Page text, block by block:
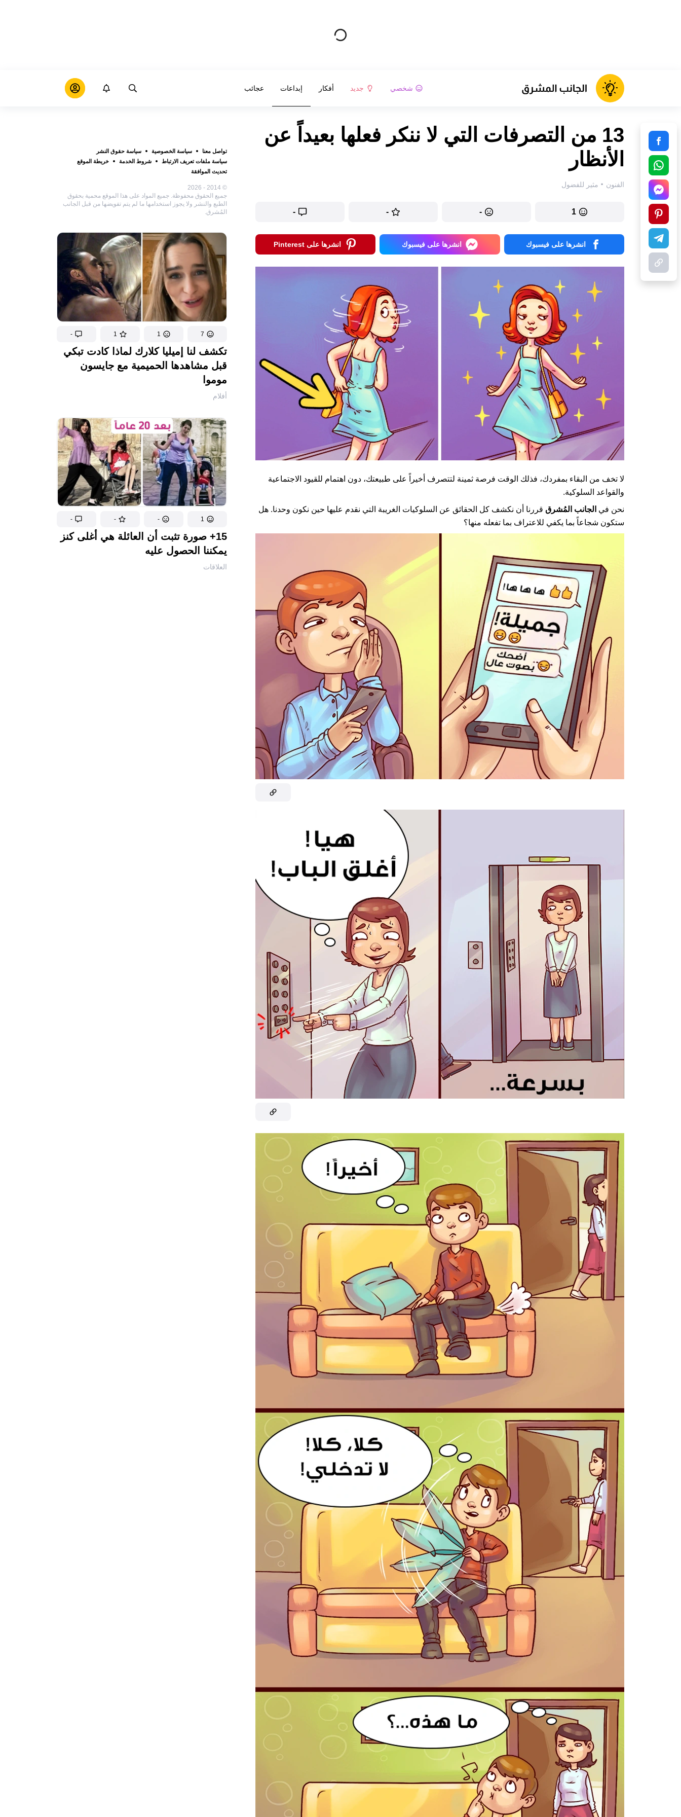
شخصي جديد أفكار إبداعات عجائب
تواصل معنا سياسة الخصوصية
سياسة حقوق النشر
سياسة ملفات تعريف الارتباط
شروط الخدمة
خريطة الموقع
تحديث الموافقة
© 2014 - 2026
جميع الحقوق محفوظة. جميع المواد على هذا الموقع محمية بحقوق
الطبع والنشر ولا يجوز استخدامها ما لم يتم تفويضها من قبل الجانب
المُشرق.
7
1
1
-
تكشف لنا إميليا كلارك لماذا كادت تبكي
قبل مشاهدها الحميمية مع جايسون
موموا
أفلام
1
-
-
-
15+ صورة تثبت أن العائلة هي أغلى كنز
يمكننا الحصول عليه
العلاقات
13 من التصرفات التي لا ننكر فعلها بعيداً عن
الأنظار
الفنون · مثير للفضول
1
-
-
-
انشرها على فيسبوك انشرها على فيسبوك انشرها على Pinterest
لا تخف من البقاء بمفردك، فذلك الوقت فرصة ثمينة لتتصرف أخيراً على طبيعتك، دون اهتمام للقيود الاجتماعية
والقواعد السلوكية.
نحن في الجانب المُشرق قررنا أن نكشف كل الحقائق عن السلوكيات الغريبة التي نقدم عليها حين نكون وحدنا. هل
ستكون شجاعاً بما يكفي للاعتراف بما تفعله منها؟